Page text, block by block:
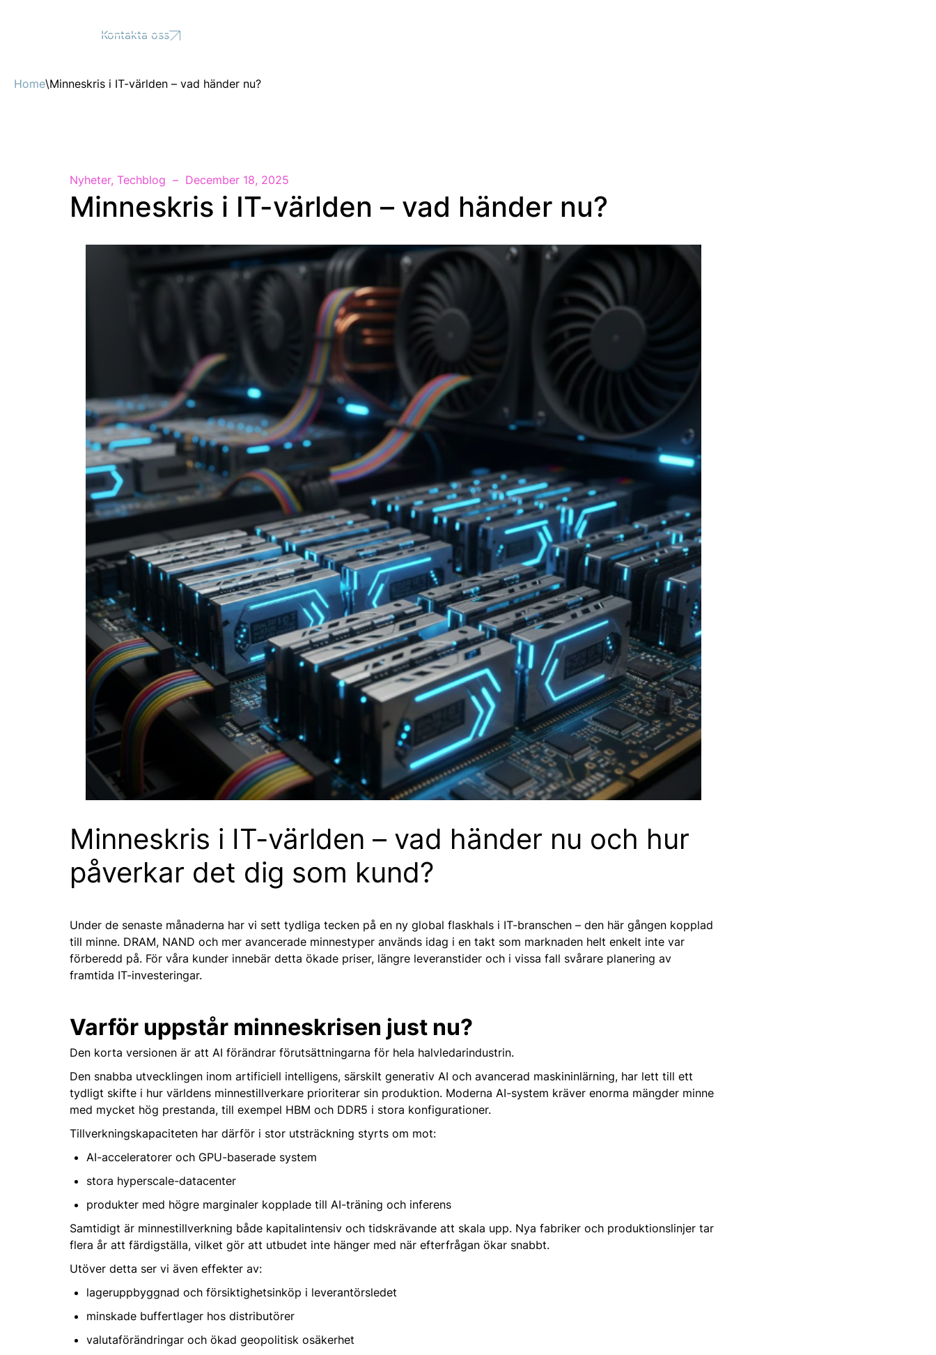
Kontakta oss
Home\Minneskris i IT-världen – vad händer nu?
Nyheter, Techblog December 18, 2025
Minneskris i IT-världen – vad händer nu?
Minneskris i IT-världen – vad händer nu och hur
påverkar det dig som kund?
Under de senaste månaderna har vi sett tydliga tecken på en ny global flaskhals i IT-branschen – den här gången kopplad
till minne. DRAM, NAND och mer avancerade minnestyper används idag i en takt som marknaden helt enkelt inte var
förberedd på. För våra kunder innebär detta ökade priser, längre leveranstider och i vissa fall svårare planering av
framtida IT-investeringar.
Varför uppstår minneskrisen just nu?
Den korta versionen är att AI förändrar förutsättningarna för hela halvledarindustrin.
Den snabba utvecklingen inom artificiell intelligens, särskilt generativ AI och avancerad maskininlärning, har lett till ett
tydligt skifte i hur världens minnestillverkare prioriterar sin produktion. Moderna AI-system kräver enorma mängder minne
med mycket hög prestanda, till exempel HBM och DDR5 i stora konfigurationer.
Tillverkningskapaciteten har därför i stor utsträckning styrts om mot:
AI-acceleratorer och GPU-baserade system
stora hyperscale-datacenter
produkter med högre marginaler kopplade till AI-träning och inferens
Samtidigt är minnestillverkning både kapitalintensiv och tidskrävande att skala upp. Nya fabriker och produktionslinjer tar
flera år att färdigställa, vilket gör att utbudet inte hänger med när efterfrågan ökar snabbt.
Utöver detta ser vi även effekter av:
lageruppbyggnad och försiktighetsinköp i leverantörsledet
minskade buffertlager hos distributörer
valutaförändringar och ökad geopolitisk osäkerhet